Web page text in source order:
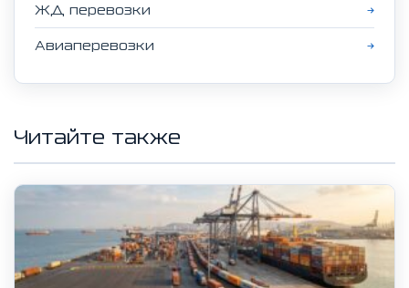
ЖД перевозки →
Авиаперевозки →
Читайте также